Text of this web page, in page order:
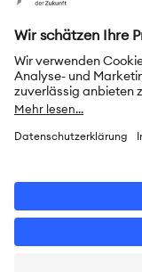
FAQ–Häufige
Privatsphäre-
Leichte
Erklärung zur
© 2026 Initiative